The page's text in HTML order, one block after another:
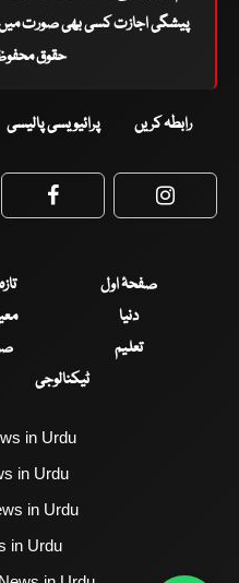
پیشگی اجازت کسی بھی صورت میں
حقوق محفوظ
رابطہ کریں پرائیویسی پالیسی
Facebook
صفحۂ اول
دنیا
تعلیم
ٹیکنالوجی
in Urdu
in Urdu
in Urdu
in Urdu